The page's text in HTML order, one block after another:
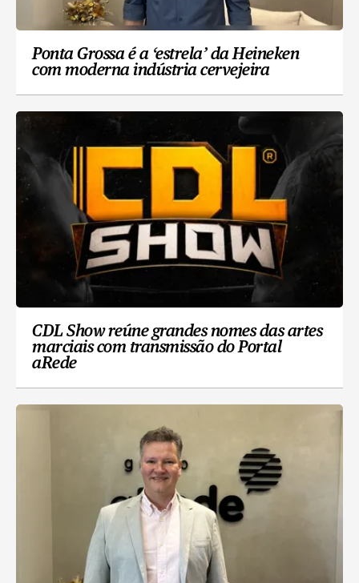
Ponta Grossa é a ‘estrela’ da Heineken
com moderna indústria cervejeira
CDL Show reúne grandes nomes das artes
marciais com transmissão do Portal
aRede